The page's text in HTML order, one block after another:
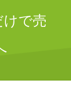
で売